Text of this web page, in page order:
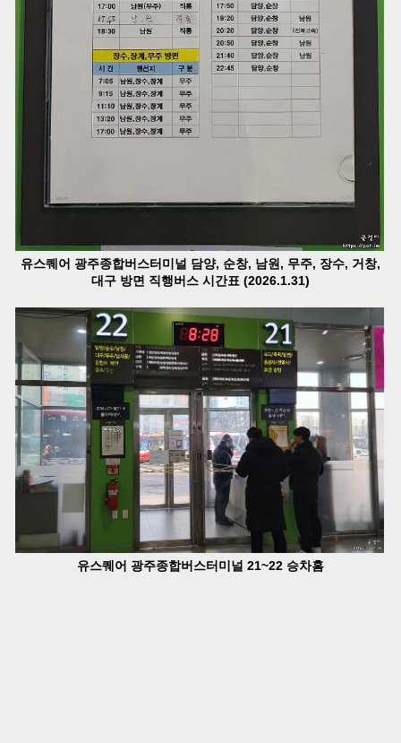
유스퀘어 광주종합버스터미널 담양, 순창, 남원, 무주, 장수, 거창,
대구 방면 직행버스 시간표 (2026.1.31)
유스퀘어 광주종합버스터미널 21~22 승차홈